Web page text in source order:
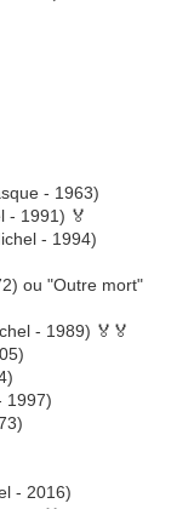
- 1963)
- 1991) 🏅
- 1994)
ou "Outre mort"
- 1989) 🏅🏅
1997)
- 2016)